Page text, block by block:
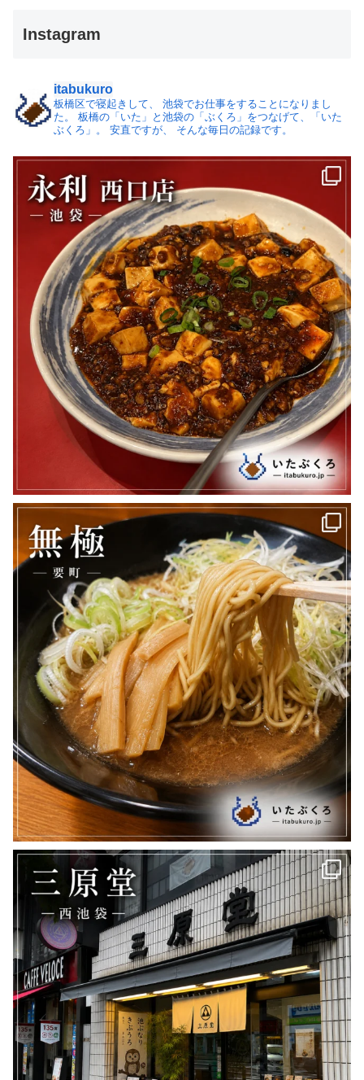
Instagram
itabukuro
板橋区で寝起きして、
池袋でお仕事をすることになりまし
た。
板橋の「いた」と池袋の「ぶくろ」をつなげて、「いた
ぶくろ」。
安直ですが、 そんな毎日の記録です。